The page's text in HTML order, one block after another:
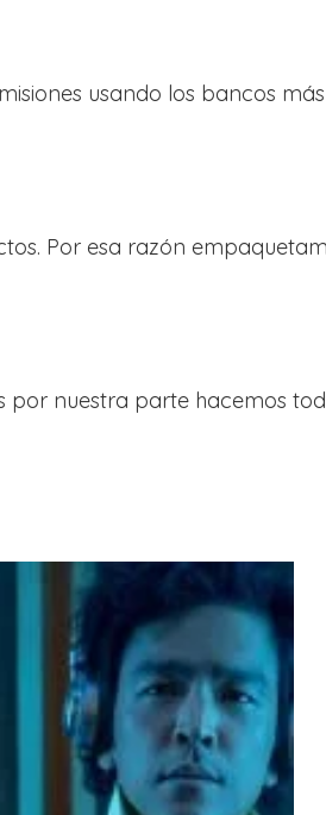
usando los bancos
Por esa razón
nuestra parte hacemos